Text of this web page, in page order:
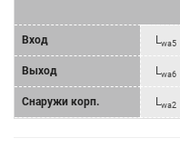
Bход Lwa5
Bыход Lwa6
Снаружи корп. Lwa2